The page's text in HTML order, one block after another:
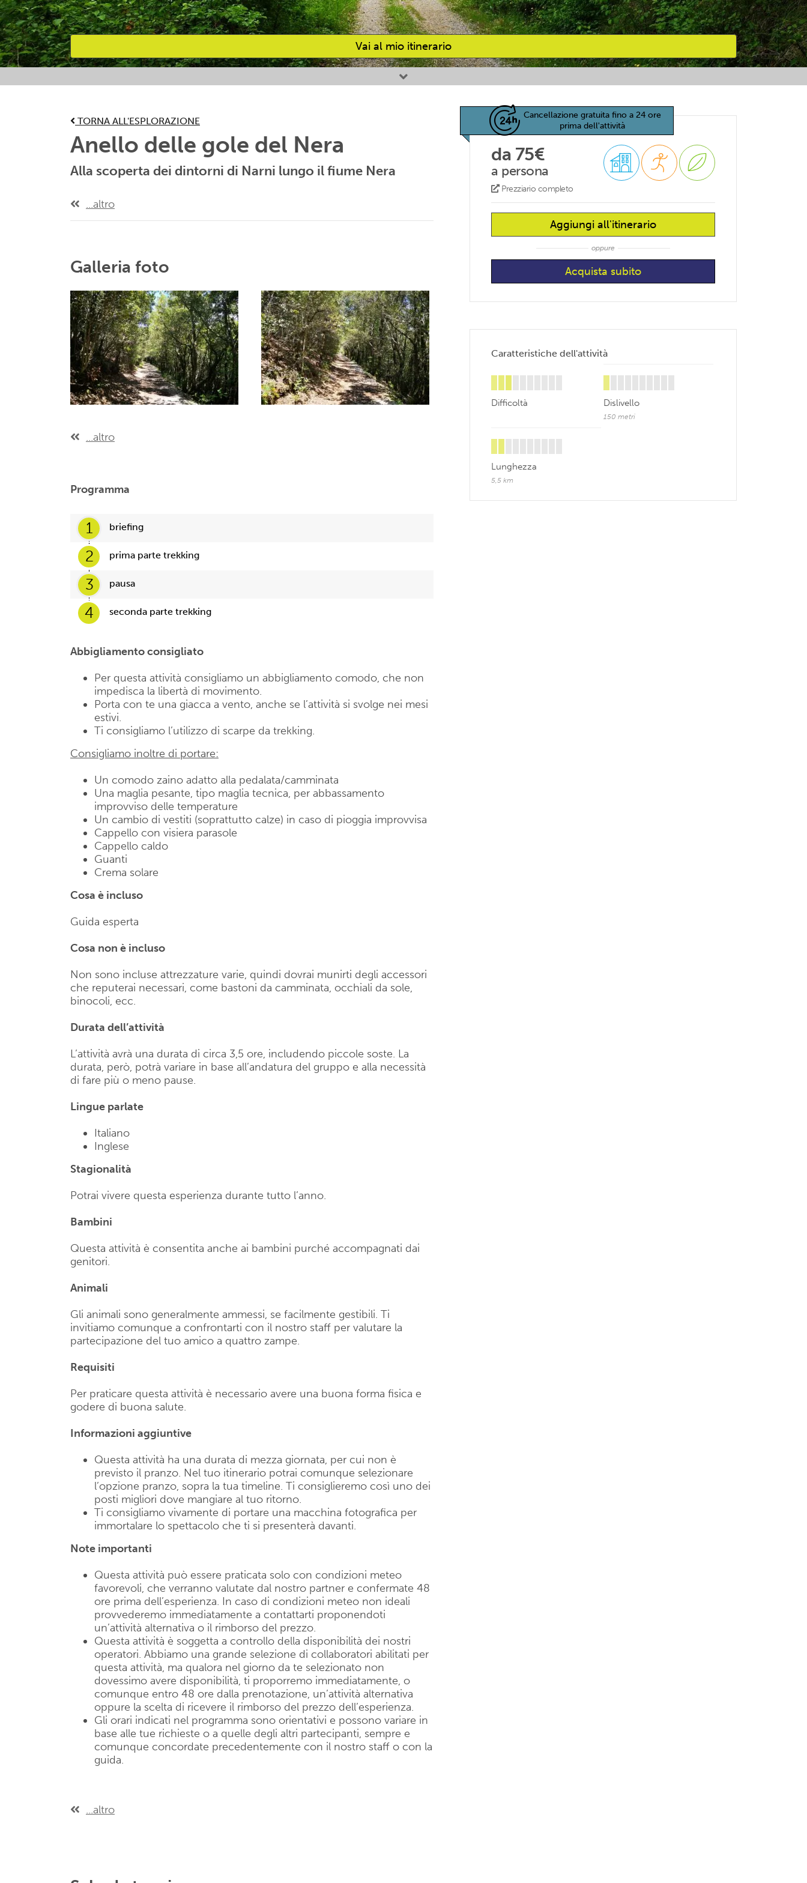
Vai al mio itinerario
Attività preferite
TORNA ALL'ESPLORAZIONE
Anello delle gole del Nera
Alla scoperta dei dintorni di Narni lungo il fiume Nera
...altro
Galleria foto
...altro
Programma
1 briefing
2 prima parte trekking
3 pausa
4 seconda parte trekking
Abbigliamento consigliato
Per questa attività consigliamo un abbigliamento comodo, che non
impedisca la libertà di movimento.
Porta con te una giacca a vento, anche se l’attività si svolge nei mesi
estivi.
Ti consigliamo l’utilizzo di scarpe da trekking.
Consigliamo inoltre di portare:
Un comodo zaino adatto alla pedalata/camminata
Una maglia pesante, tipo maglia tecnica, per abbassamento
improvviso delle temperature
Un cambio di vestiti (soprattutto calze) in caso di pioggia improvvisa
Cappello con visiera parasole
Cappello caldo
Guanti
Crema solare
Cosa è incluso
Guida esperta
Cosa non è incluso
Non sono incluse attrezzature varie, quindi dovrai munirti degli accessori
che reputerai necessari, come bastoni da camminata, occhiali da sole,
binocoli, ecc.
Durata dell’attività
L’attività avrà una durata di circa 3,5 ore, includendo piccole soste. La
durata, però, potrà variare in base all’andatura del gruppo e alla necessità
di fare più o meno pause.
Lingue parlate
Italiano
Inglese
Stagionalità
Potrai vivere questa esperienza durante tutto l’anno.
Bambini
Questa attività è consentita anche ai bambini purché accompagnati dai
genitori.
Animali
Gli animali sono generalmente ammessi, se facilmente gestibili. Ti
invitiamo comunque a confrontarti con il nostro staff per valutare la
partecipazione del tuo amico a quattro zampe.
Requisiti
Per praticare questa attività è necessario avere una buona forma fisica e
godere di buona salute.
Informazioni aggiuntive
Questa attività ha una durata di mezza giornata, per cui non è
previsto il pranzo. Nel tuo itinerario potrai comunque selezionare
l’opzione pranzo, sopra la tua timeline. Ti consiglieremo così uno dei
posti migliori dove mangiare al tuo ritorno.
Ti consigliamo vivamente di portare una macchina fotografica per
immortalare lo spettacolo che ti si presenterà davanti.
Note importanti
Questa attività può essere praticata solo con condizioni meteo
favorevoli, che verranno valutate dal nostro partner e confermate 48
ore prima dell’esperienza. In caso di condizioni meteo non ideali
provvederemo immediatamente a contattarti proponendoti
un’attività alternativa o il rimborso del prezzo.
Questa attività è soggetta a controllo della disponibilità dei nostri
operatori. Abbiamo una grande selezione di collaboratori abilitati per
questa attività, ma qualora nel giorno da te selezionato non
dovessimo avere disponibilità, ti proporremo immediatamente, o
comunque entro 48 ore dalla prenotazione, un’attività alternativa
oppure la scelta di ricevere il rimborso del prezzo dell’esperienza.
Gli orari indicati nel programma sono orientativi e possono variare in
base alle tue richieste o a quelle degli altri partecipanti, sempre e
comunque concordate precedentemente con il nostro staff o con la
guida.
...altro
Cancellazione gratuita fino a 24 ore
prima dell'attività
da 75€
a persona
Prezziario completo
Aggiungi all'itinerario
oppure
Caratteristiche dell'attività
Difficoltà Dislivello
150 metri
Lunghezza
5,5 km